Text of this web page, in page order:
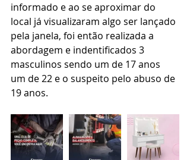
informado e ao se aproximar do
local já visualizaram algo ser lançado
pela janela, foi então realizada a
abordagem e indentificados 3
masculinos sendo um de 17 anos
um de 22 e o suspeito pelo abuso de
19 anos.